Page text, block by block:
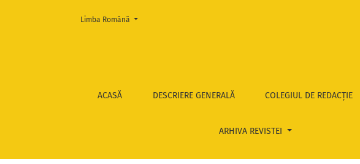
2009, nr. 5-6
ACASĂ DESCRIERE GENERALĂ COLEGIUL DE REDACȚIE
ARHIVA REVISTEI
Change the language. The current language is:
Limba Română